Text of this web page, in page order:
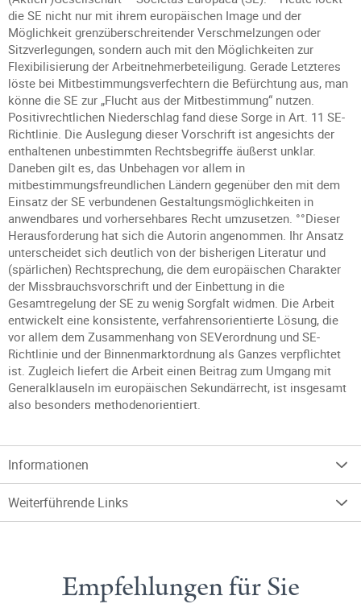
die SE nicht nur mit ihrem europäischen Image und der
Möglichkeit grenzüberschreitender Verschmelzungen oder
Sitzverlegungen, sondern auch mit den Möglichkeiten zur
Flexibilisierung der Arbeitnehmerbeteiligung. Gerade Letzteres
löste bei Mitbestimmungsverfechtern die Befürchtung aus, man
könne die SE zur „Flucht aus der Mitbestimmung“ nutzen.
Positivrechtlichen Niederschlag fand diese Sorge in Art. 11 SE-
Richtlinie. Die Auslegung dieser Vorschrift ist angesichts der
enthaltenen unbestimmten Rechtsbegriffe äußerst unklar.
Daneben gilt es, das Unbehagen vor allem in
mitbestimmungsfreundlichen Ländern gegenüber den mit dem
Einsatz der SE verbundenen Gestaltungsmöglichkeiten in
anwendbares und vorhersehbares Recht umzusetzen. °°Dieser
Herausforderung hat sich die Autorin angenommen. Ihr Ansatz
unterscheidet sich deutlich von der bisherigen Literatur und
(spärlichen) Rechtsprechung, die dem europäischen Charakter
der Missbrauchsvorschrift und der Einbettung in die
Gesamtregelung der SE zu wenig Sorgfalt widmen. Die Arbeit
entwickelt eine konsistente, verfahrensorientierte Lösung, die
vor allem dem Zusammenhang von SEVerordnung und SE-
Richtlinie und der Binnenmarktordnung als Ganzes verpflichtet
ist. Zugleich liefert die Arbeit einen Beitrag zum Umgang mit
Generalklauseln im europäischen Sekundärrecht, ist insgesamt
also besonders methodenorientiert.
Informationen
Weiterführende Links
Empfehlungen für Sie